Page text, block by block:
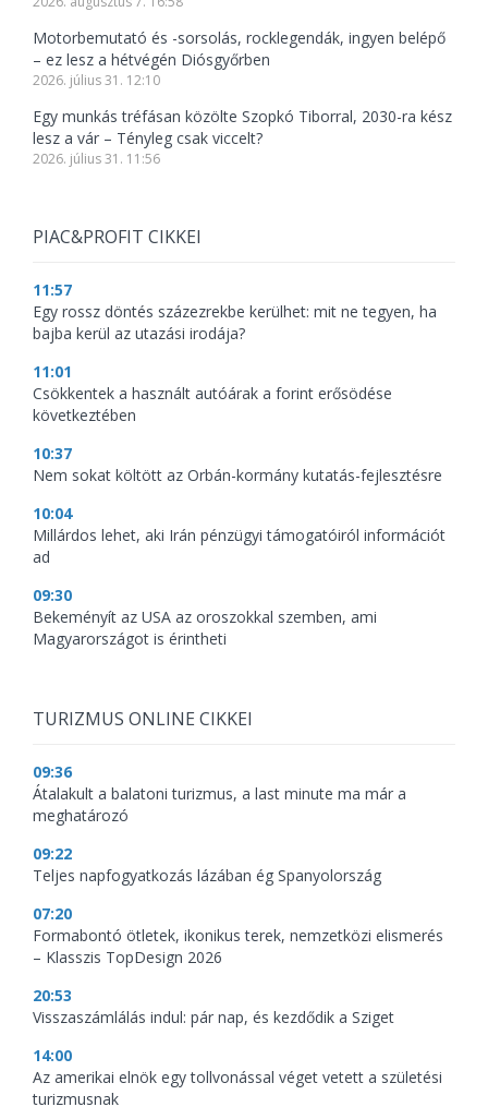
Motorbemutató és -sorsolás, rocklegendák, ingyen belépő
– ez lesz a hétvégén Diósgyőrben
2026. július 31. 12:10
Egy munkás tréfásan közölte Szopkó Tiborral, 2030-ra kész
lesz a vár – Tényleg csak viccelt?
2026. július 31. 11:56
PIAC&PROFIT CIKKEI
11:57
Egy rossz döntés százezrekbe kerülhet: mit ne tegyen, ha
bajba kerül az utazási irodája?
11:01
Csökkentek a használt autóárak a forint erősödése
következtében
10:37
Nem sokat költött az Orbán-kormány kutatás-fejlesztésre
10:04
Millárdos lehet, aki Irán pénzügyi támogatóiról információt
ad
09:30
Bekeményít az USA az oroszokkal szemben, ami
Magyarországot is érintheti
TURIZMUS ONLINE CIKKEI
09:36
Átalakult a balatoni turizmus, a last minute ma már a
meghatározó
09:22
Teljes napfogyatkozás lázában ég Spanyolország
07:20
Formabontó ötletek, ikonikus terek, nemzetközi elismerés
– Klasszis TopDesign 2026
20:53
Visszaszámlálás indul: pár nap, és kezdődik a Sziget
14:00
Az amerikai elnök egy tollvonással véget vetett a születési
turizmusnak